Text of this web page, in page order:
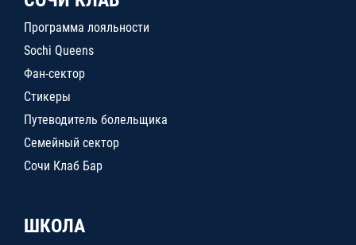
Программа лояльности
Sochi Queens
Фан-сектор
Стикеры
Путеводитель болельщика
Семейный сектор
Сочи Клаб Бар
ШКОЛА